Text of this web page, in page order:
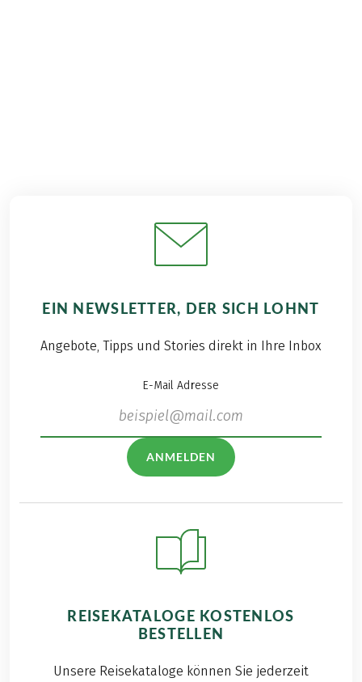
EIN NEWSLETTER, DER SICH LOHNT
Angebote, Tipps und Stories direkt in Ihre Inbox
E-Mail Adresse
ANMELDEN
REISEKATALOGE KOSTENLOS
BESTELLEN
Unsere Reisekataloge können Sie jederzeit